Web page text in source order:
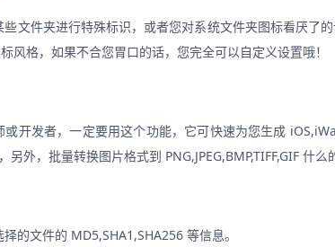
些文件夹进行特殊标识，或者您对系统文件夹图标看厌了
风格，如果不合您胃口的话，您完全可以自定义设置哦！
或开发者，一定要用这个功能，它可快速为您生成
外，批量转换图片格式到 PNG,JPEG,BMP,TIFF,GIF 什么
的文件的 MD5,SHA1,SHA256 等信息。